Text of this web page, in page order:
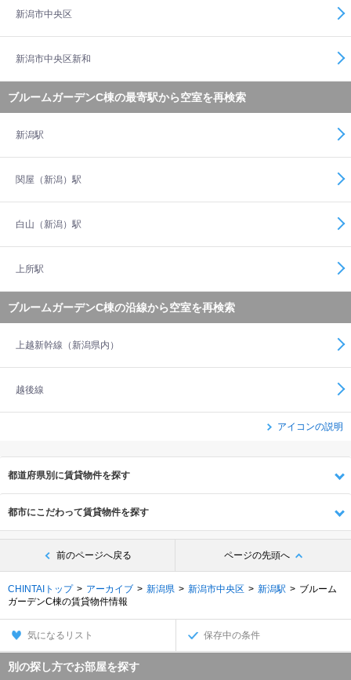
新潟市中央区
新潟市中央区新和
ブルームガーデンC棟の最寄駅から空室を再検索
新潟駅
関屋（新潟）駅
白山（新潟）駅
上所駅
ブルームガーデンC棟の沿線から空室を再検索
上越新幹線（新潟県内）
越後線
アイコンの説明
都道府県別に賃貸物件を探す
都市にこだわって賃貸物件を探す
前のページへ戻る ページの先頭へ
CHINTAIトップ アーカイブ 新潟県 新潟市中央区 新潟駅
ブルーム
ガーデンC棟の賃貸物件情報
気になるリスト 保存中の条件
別の探し方でお部屋を探す